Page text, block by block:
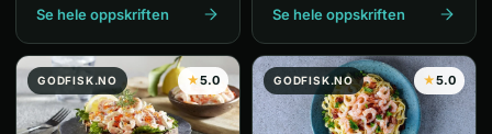
Se hele oppskriften Se hele oppskriften
GODFISK.NO ★5.0 GODFISK.NO ★5.0